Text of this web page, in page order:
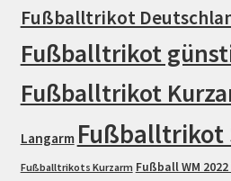
Fußballtrikot
Fußballtrikot
Fußballtrikot
Langarm Fußballtrikot
Fußballtrikots Kurzarm Fußball WM